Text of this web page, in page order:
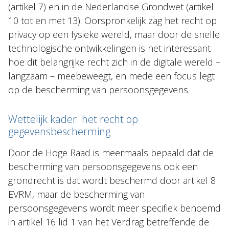
(artikel 7) en in de Nederlandse Grondwet (artikel
10 tot en met 13). Oorspronkelijk zag het recht op
privacy op een fysieke wereld, maar door de snelle
technologische ontwikkelingen is het interessant
hoe dit belangrijke recht zich in de digitale wereld –
langzaam – meebeweegt, en mede een focus legt
op de bescherming van persoonsgegevens.
Wettelijk kader: het recht op
gegevensbescherming
Door de Hoge Raad is meermaals bepaald dat de
bescherming van persoonsgegevens ook een
grondrecht is dat wordt beschermd door artikel 8
EVRM, maar de bescherming van
persoonsgegevens wordt meer specifiek benoemd
in artikel 16 lid 1 van het Verdrag betreffende de